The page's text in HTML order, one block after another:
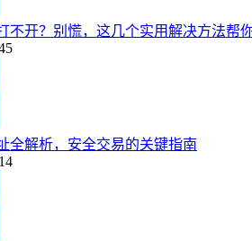
不开？别慌，这几个实用解决方法帮
全解析，安全交易的关键指南